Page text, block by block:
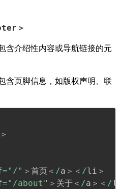
＞
含介绍性内容或导航链接的元
含页脚信息，如版权声明、联
="/" ＞首页＜ /a＞＜ /li＞
="/about" ＞关于＜ /a＞＜ /li